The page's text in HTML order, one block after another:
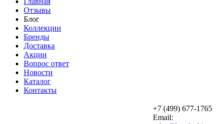
Отзывы
Блог
Коллекции
Бренды
Доставка
Акции
Вопрос ответ
Новости
Каталог
Контакты
+7 (499) 677-1765
Email: